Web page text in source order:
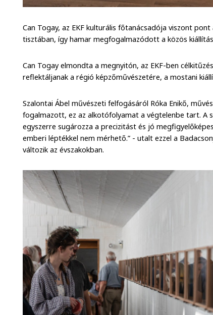
Can Togay, az EKF kulturális főtanácsadója viszont
tisztában, így hamar megfogalmazódott a közös
Can Togay elmondta a megnyitón, az EKF-ben
reflektáljanak a régió képzőművészetére, a mostani
Szalontai Ábel művészeti felfogásáról Róka Enikő,
fogalmazott, ez az alkotófolyamat a végtelenbe tart. A
egyszerre sugározza a precizitást és jó
emberi léptékkel nem mérhető.” - utalt ezzel a
változik az évszakokban.